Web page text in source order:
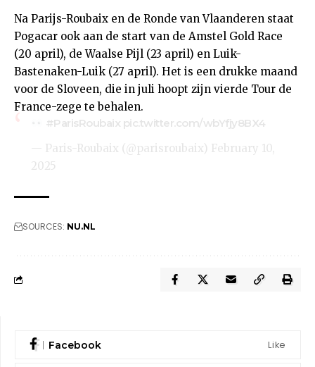
Na Parijs-Roubaix en de Ronde van Vlaanderen staat
Pogacar ook aan de start van de Amstel Gold Race
(20 april), de Waalse Pijl (23 april) en Luik-
Bastenaken-Luik (27 april). Het is een drukke maand
voor de Sloveen, die in juli hoopt zijn vierde Tour de
France-zege te behalen.
#ParisRoubaix pic.twitter.com/wbYfjy8BX4
— Paris-Roubaix (@parisroubaix) February 10,
2025
SOURCES: NU.NL
Facebook Like